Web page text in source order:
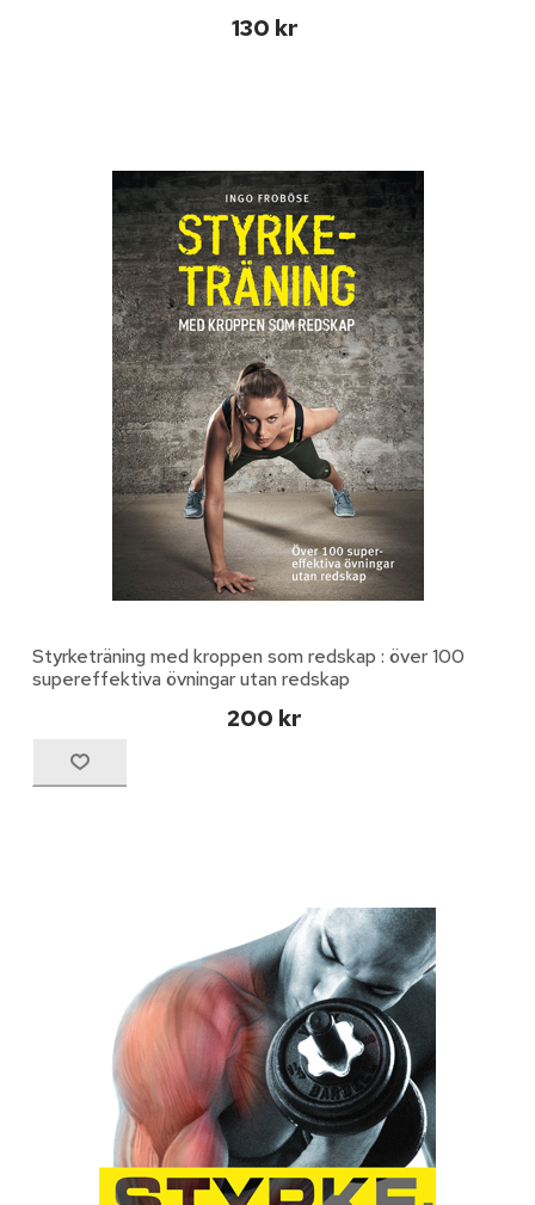
130 kr
Styrketräning med kroppen som redskap : över 100
supereffektiva övningar utan redskap
200 kr